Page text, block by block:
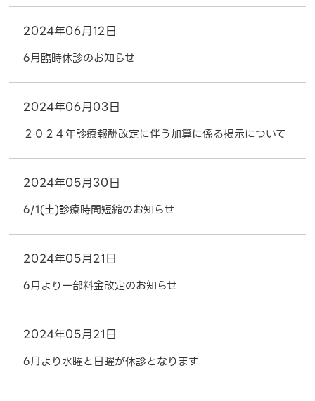
2024年06月12日
6月臨時休診のお知らせ
2024年06月03日
２０２４年診療報酬改定に伴う加算に係る掲示について
2024年05月30日
6/1(土)診療時間短縮のお知らせ
2024年05月21日
6月より一部料金改定のお知らせ
2024年05月21日
6月より水曜と日曜が休診となります